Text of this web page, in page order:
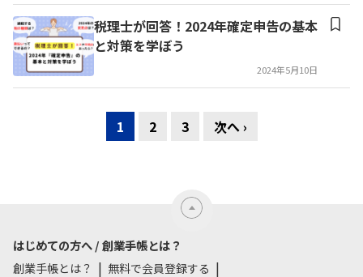
税理士が回答！2024年確定申告の基本
と対策を学ぼう
2024年5月10日
1 2 3 次へ ›
はじめての方へ / 創業手帳とは？
創業手帳とは？
無料で会員登録する